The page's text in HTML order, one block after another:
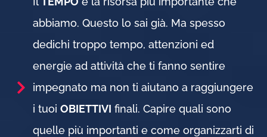
abbiamo. Questo lo sai già. Ma spesso
dedichi troppo tempo, attenzioni ed
energie ad attività che ti fanno sentire
impegnato ma non ti aiutano a raggiungere
i tuoi OBIETTIVI finali. Capire quali sono
quelle più importanti e come organizzarti di